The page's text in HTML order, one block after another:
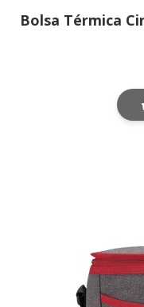
Bolsa Térmica